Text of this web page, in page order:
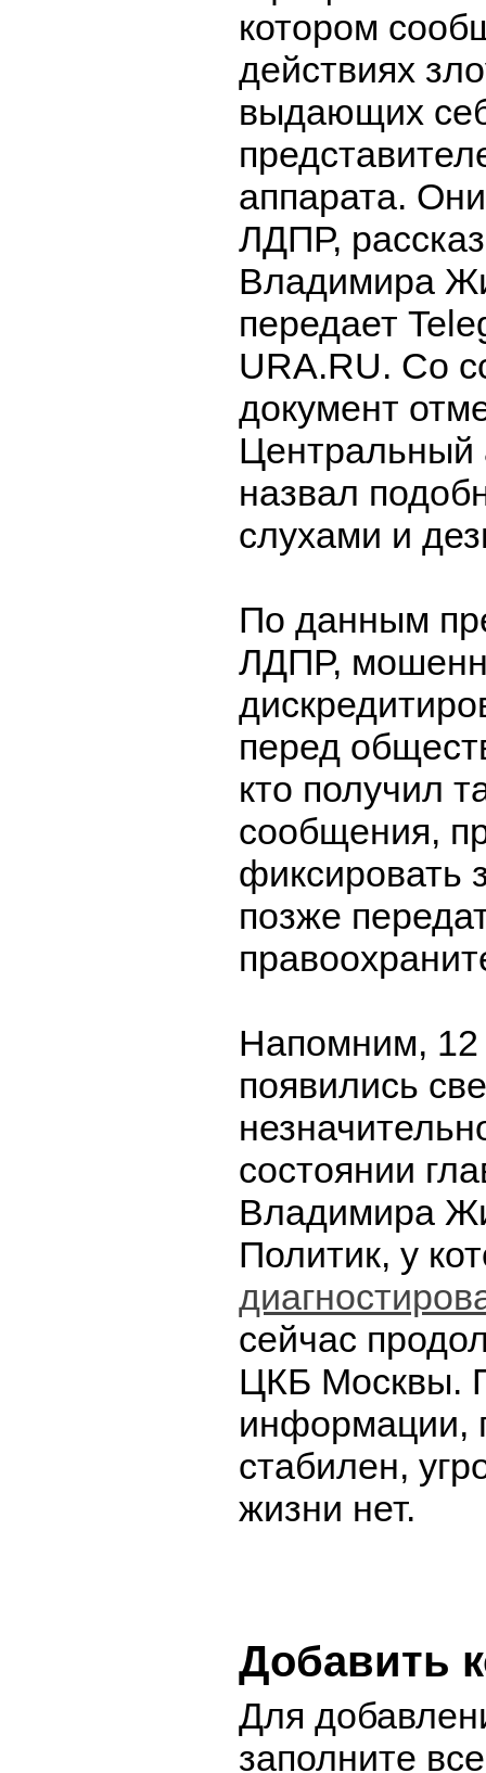
котором
действиях
выдающих
аппарата.
ЛДПР,
Владимира
передает
URA.RU. Со
документ
Центральный
назвал
слухами и
По данным
ЛДПР,
перед
кто получил
сообщения,
фиксировать
позже
Напомним,
появились
состоянии
Владимира
Политик, у
сейчас
ЦКБ Москвы.
информации,
стабилен,
жизни нет.
Добавить
Для
заполните